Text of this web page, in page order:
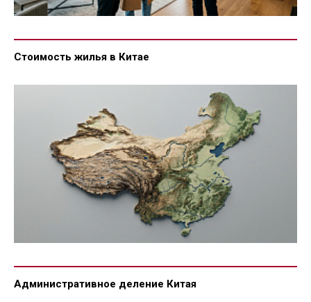
Стоимость жилья в Китае
Административное деление Китая